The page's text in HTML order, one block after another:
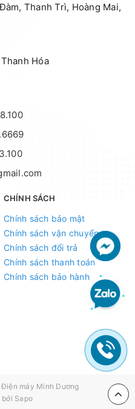
Thanh Trì, Hoàng Mai,
Hóa
CHÍNH SÁCH
Chính sách bảo mật
Chính sách vận chuyển
Chính sách đổi trả
Chính sách thanh toán
Chính sách bảo hành
Điện máy Minh Dương
bởi Sapo